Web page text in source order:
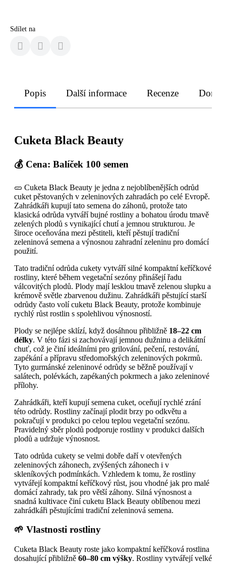
Sdílet na
Popis Další informace Recenze
Cuketa Black Beauty
💰 Cena: Balíček 100 semen
🥒 Cuketa Black Beauty je jedna z nejoblíbenějších odrůd
cuket pěstovaných v zeleninových zahradách po celé Evropě.
Zahrádkáři kupují tato semena do záhonů, protože tato
klasická odrůda vytváří bujné rostliny a bohatou úrodu tmavě
zelených plodů s vynikající chutí a jemnou strukturou. Je
široce oceňována mezi pěstiteli, kteří pěstují tradiční
zeleninová semena a výnosnou zahradní zeleninu pro domácí
použití.
Tato tradiční odrůda cukety vytváří silné kompaktní keříčkové
rostliny, které během vegetační sezóny přinášejí řadu
válcovitých plodů. Plody mají lesklou tmavě zelenou slupku a
krémově světle zbarvenou dužinu. Zahrádkáři pěstující starší
odrůdy často volí cuketu Black Beauty, protože kombinuje
rychlý růst rostlin s spolehlivou výnosností.
Plody se nejlépe sklízí, když dosáhnou přibližně 18–22 cm
délky. V této fázi si zachovávají jemnou dužninu a delikátní
chuť, což je činí ideálními pro grilování, pečení, restování,
zapékání a přípravu středomořských zeleninových pokrmů.
Tyto gurmánské zeleninové odrůdy se běžně používají v
salátech, polévkách, zapékaných pokrmech a jako zeleninové
přílohy.
Zahrádkáři, kteří kupují semena cuket, oceňují rychlé zrání
této odrůdy. Rostliny začínají plodit brzy po odkvětu a
pokračují v produkci po celou teplou vegetační sezónu.
Pravidelný sběr plodů podporuje rostliny v produkci dalších
plodů a udržuje výnosnost.
Tato odrůda cukety se velmi dobře daří v otevřených
zeleninových záhonech, zvýšených záhonech i v
skleníkových podmínkách. Vzhledem k tomu, že rostliny
vytvářejí kompaktní keříčkový růst, jsou vhodné jak pro malé
domácí zahrady, tak pro větší záhony. Silná výnosnost a
snadná kultivace činí cuketu Black Beauty oblíbenou mezi
zahrádkáři pěstujícími tradiční zeleninová semena.
🌱 Vlastnosti rostliny
Cuketa Black Beauty roste jako kompaktní keříčková rostlina
dosahující přibližně 60–80 cm výšky. Rostliny vytvářejí velké